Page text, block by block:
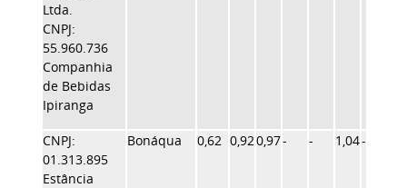
Ltda.
CNPJ:
55.960.736
Companhia
de Bebidas
Ipiranga
CNPJ:
01.313.895
Estância
Bonáqua 0,62 0,920,97- - 1,04-